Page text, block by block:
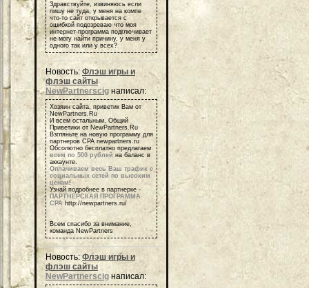
Здравствуйте, извиняюсь если
пишу не туда, у меня на компе
что-то сайт открывается с
ошибкой подозреваю что моя
интернет-программа подглючивает
не могу найти причину, у меня у
одного так или у всех?
Новость: Флэш игры и
флэш сайты
NewPartnerscig написал:
Хозяин сайта, приветик Вам от
NewPartners.Ru
И всем остальным, Общий
Приветики от NewPartners.Ru
Взгляньте на новую программу для
партнеров СРА newpartners.ru
Обсолютно бесплатно предлагаем
всем по 500 рублей на баланс в
аккаунте.
Оплачиваем весь Ваш трафик с
социальных сетей по высоким
ценам!
Узнай подробнее в партнерке -
ПАРТНЕРСКАЯ ПРОГРАММА
СРА http://newpartners.ru/
Всем спасибо за внимание,
команда NewPartners
Новость:Флэш игры и
флэш сайты
NewPartnerscig написал: